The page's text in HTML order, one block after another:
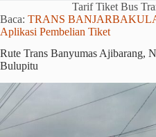
Tarif Tiket Bus
Baca: TRANS
Aplikasi Pembelian Tiket
Rute Trans Banyumas Ajibarang,
Bulupitu